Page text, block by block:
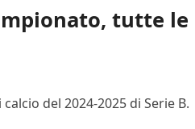
tutte le
del 2024-2025 di Serie B.